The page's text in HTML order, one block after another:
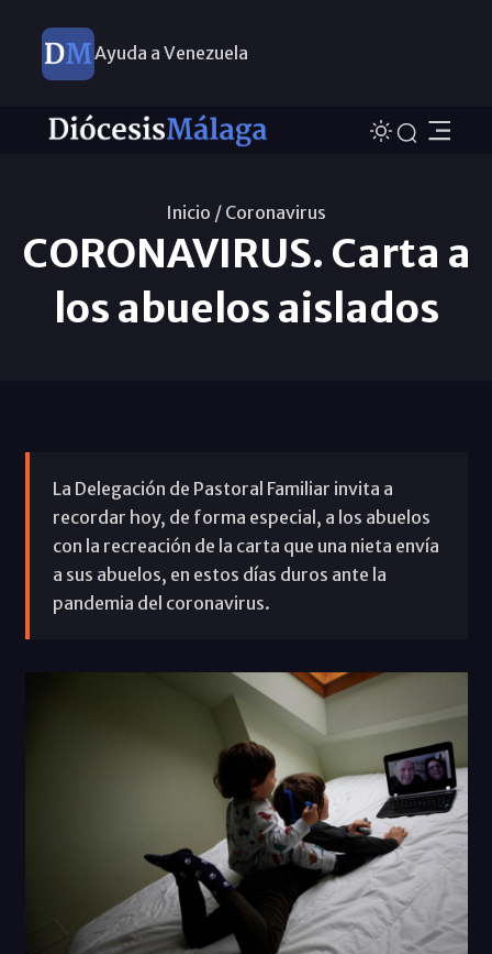
Ayuda a Venezuela
Inicio / Coronavirus
CORONAVIRUS. Carta a
los abuelos aislados
La Delegación de Pastoral Familiar invita a
recordar hoy, de forma especial, a los abuelos
con la recreación de la carta que una nieta envía
a sus abuelos, en estos días duros ante la
pandemia del coronavirus.